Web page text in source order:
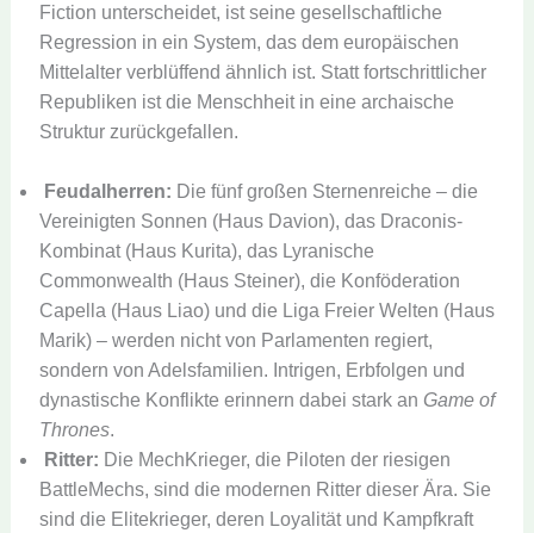
Fiction unterscheidet, ist seine gesellschaftliche
Regression in ein System, das dem europäischen
Mittelalter verblüffend ähnlich ist. Statt fortschrittlicher
Republiken ist die Menschheit in eine archaische
Struktur zurückgefallen.
Feudalherren: Die fünf großen Sternenreiche – die
Vereinigten Sonnen (Haus Davion), das Draconis-
Kombinat (Haus Kurita), das Lyranische
Commonwealth (Haus Steiner), die Konföderation
Capella (Haus Liao) und die Liga Freier Welten (Haus
Marik) – werden nicht von Parlamenten regiert,
sondern von Adelsfamilien. Intrigen, Erbfolgen und
dynastische Konflikte erinnern dabei stark an Game of
Thrones.
Ritter: Die MechKrieger, die Piloten der riesigen
BattleMechs, sind die modernen Ritter dieser Ära. Sie
sind die Elitekrieger, deren Loyalität und Kampfkraft